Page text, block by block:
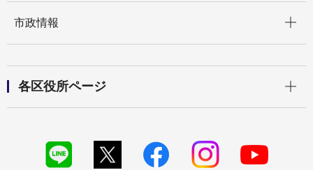
市政情報
各区役所ページ